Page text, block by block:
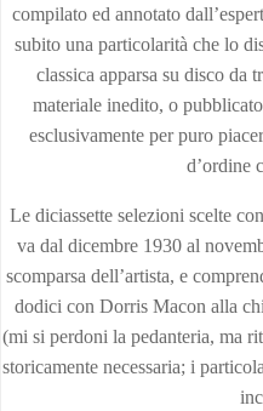
compilato ed annotato
subito una particolarità che lo
classica apparsa su disco da
materiale inedito, o
esclusivamente per puro
d’ordine
Le diciassette selezioni scelte
va dal dicembre 1930 al
scomparsa dell’artista, e
dodici con Dorris Macon alla
(mi si perdoni la pedanteria, ma
storicamente necessaria; i